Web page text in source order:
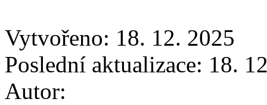
Vytvořeno: 18. 12. 2025
Poslední aktualizace: 18.
Autor: